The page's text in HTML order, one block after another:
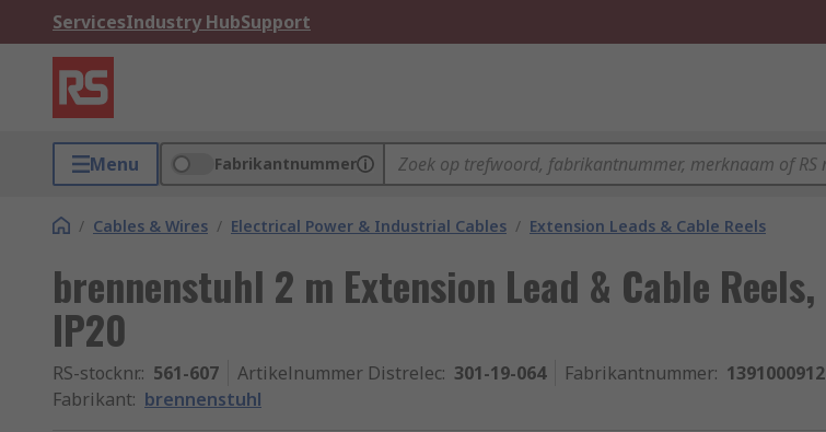
ServicesIndustry HubSupport
Menu Fabrikantnummer
/ Cables & Wires / Electrical Power & Industrial Cables / Extension Leads & Cable Reels
brennenstuhl 2 m Extension Lead & Cable Reels,
IP20
RS-stocknr.: 561-607 Artikelnummer Distrelec: 301-19-064 Fabrikantnummer: 1391000912
Fabrikant: brennenstuhl